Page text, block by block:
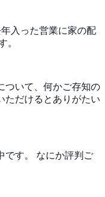
入った営業に家の配
。
ついて、何かご存知の
ただけるとありがたい
です。 なにか評判ご